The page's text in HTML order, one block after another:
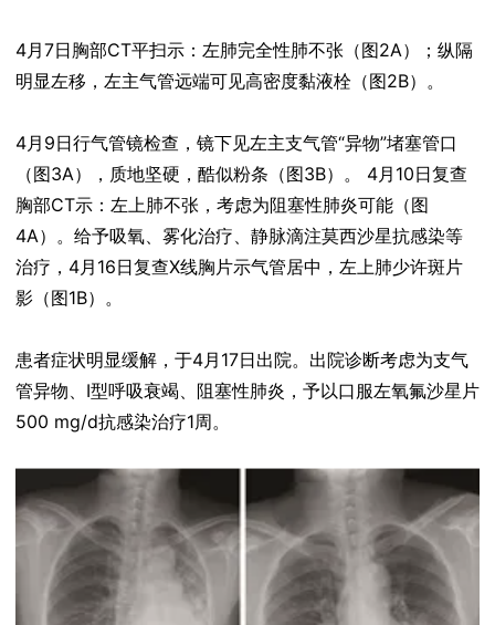
4月7日胸部CT平扫示：左肺完全性肺不张（图2A）；纵隔
明显左移，左主气管远端可见高密度黏液栓（图2B）。
4月9日行气管镜检查，镜下见左主支气管“异物”堵塞管口
（图3A），质地坚硬，酷似粉条（图3B）。 4月10日复查
胸部CT示：左上肺不张，考虑为阻塞性肺炎可能（图
4A）。给予吸氧、雾化治疗、静脉滴注莫西沙星抗感染等
治疗，4月16日复查X线胸片示气管居中，左上肺少许斑片
影（图1B）。
患者症状明显缓解，于4月17日出院。出院诊断考虑为支气
管异物、Ⅰ型呼吸衰竭、阻塞性肺炎，予以口服左氧氟沙星片
500 mg/d抗感染治疗1周。